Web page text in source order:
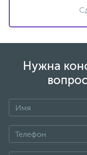
Нужна